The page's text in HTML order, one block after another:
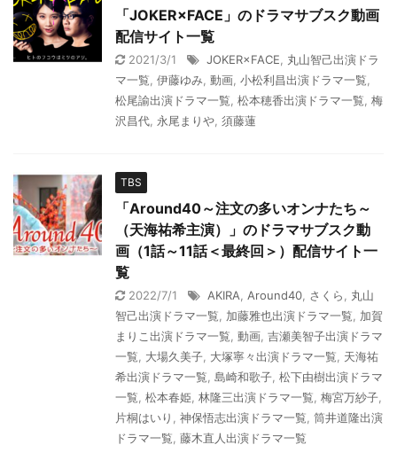
「JOKER×FACE」のドラマサブスク動画
配信サイト一覧
2021/3/1 JOKER×FACE
丸山智己出演ドラ
マ一覧 伊藤ゆみ 動画 小松利昌出演ドラマ一覧
松尾諭出演ドラマ一覧 松本穂香出演ドラマ一覧 梅
沢昌代 永尾まりや 須藤蓮
TBS
「Around40～注文の多いオンナたち～
（天海祐希主演）」のドラマサブスク動
画（1話～11話＜最終回＞）配信サイト一
覧
2022/7/1 AKIRA Around40 さくら
丸山
智己出演ドラマ一覧
加藤雅也出演ドラマ一覧
加賀
まりこ出演ドラマ一覧 動画 吉瀬美智子出演ドラマ
一覧
大場久美子 大塚寧々出演ドラマ一覧
天海祐
希出演ドラマ一覧 島崎和歌子 松下由樹出演ドラマ
一覧 松本春姫 林隆三出演ドラマ一覧 梅宮万紗子
片桐はいり
神保悟志出演ドラマ一覧 筒井道隆出演
ドラマ一覧 藤木直人出演ドラマ一覧